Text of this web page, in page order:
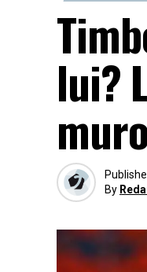
lui?
By